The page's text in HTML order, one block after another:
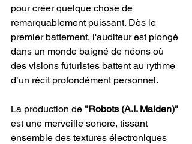
pour créer quelque chose de
remarquablement puissant. Dès le
premier battement, l'auditeur est plongé
dans un monde baigné de néons où
des visions futuristes battent au rythme
d’un récit profondément personnel.
La production de "Robots (A.I. Maiden)"
est une merveille sonore, tissant
ensemble des textures électroniques